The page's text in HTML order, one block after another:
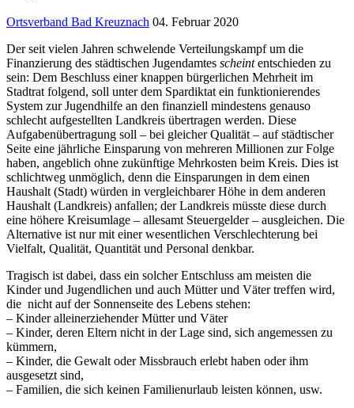
Ortsverband Bad Kreuznach 04. Februar 2020
Der seit vielen Jahren schwelende Verteilungskampf um die
Finanzierung des städtischen Jugendamtes scheintentschieden zu
sein: Dem Beschluss einer knappen bürgerlichen Mehrheit im
Stadtrat folgend, soll unter dem Spardiktat ein funktionierendes
System zur Jugendhilfe an den finanziell mindestens genauso
schlecht aufgestellten Landkreis übertragen werden. Diese
Aufgabenübertragung soll – bei gleicher Qualität – auf städtischer
Seite eine jährliche Einsparung von mehreren Millionen zur Folge
haben, angeblich ohne zukünftige Mehrkosten beim Kreis. Dies ist
schlichtweg unmöglich, denn die Einsparungen in dem einen
Haushalt (Stadt) würden in vergleichbarer Höhe in dem anderen
Haushalt (Landkreis) anfallen; der Landkreis müsste diese durch
eine höhere Kreisumlage – allesamt Steuergelder – ausgleichen. Die
Alternative ist nur mit einer wesentlichen Verschlechterung bei
Vielfalt, Qualität, Quantität und Personal denkbar.
Tragisch ist dabei, dass ein solcher Entschluss am meisten die
Kinder und Jugendlichen und auch Mütter und Väter treffen wird,
die nicht auf der Sonnenseite des Lebens stehen:
– Kinder alleinerziehender Mütter und Väter
– Kinder, deren Eltern nicht in der Lage sind, sich angemessen zu
kümmern,
– Kinder, die Gewalt oder Missbrauch erlebt haben oder ihm
ausgesetzt sind,
– Familien, die sich keinen Familienurlaub leisten können, usw.